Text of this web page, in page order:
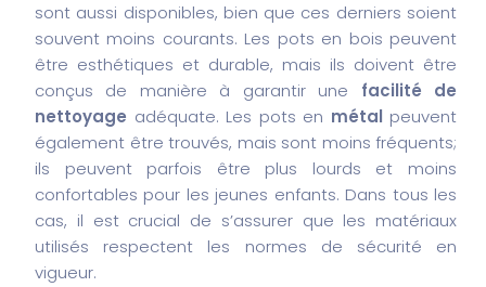
sont aussi disponibles, bien que ces derniers soient
souvent moins courants. Les pots en bois peuvent
être esthétiques et durable, mais ils doivent être
conçus de manière à garantir une facilité de
nettoyage adéquate. Les pots en métal peuvent
également être trouvés, mais sont moins fréquents;
ils peuvent parfois être plus lourds et moins
confortables pour les jeunes enfants. Dans tous les
cas, il est crucial de s’assurer que les matériaux
utilisés respectent les normes de sécurité en
vigueur.